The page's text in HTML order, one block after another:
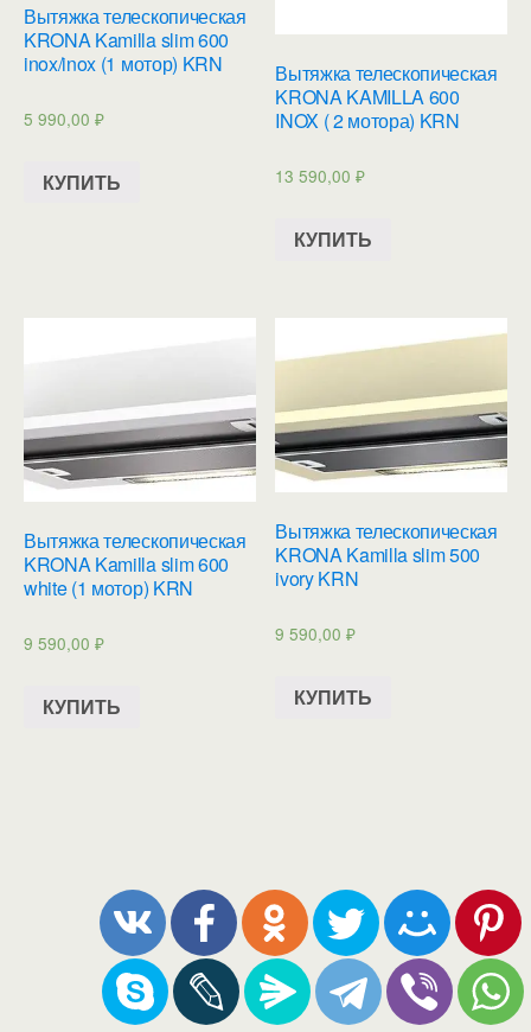
Вытяжка телескопическая
KRONA Kamilla slim 600
inox/inox (1 мотор) KRN
5 990,00 ₽
КУПИТЬ
Вытяжка телескопическая
KRONA KAMILLA 600
INOX ( 2 мотора) KRN
13 590,00₽
КУПИТЬ
Вытяжка телескопическая
KRONA Kamilla slim 600
white (1 мотор) KRN
9 590,00 ₽
КУПИТЬ
Вытяжка телескопическая
KRONA Kamilla slim 500
ivory KRN
9 590,00₽
КУПИТЬ